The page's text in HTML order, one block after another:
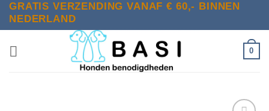
Ga
naar
GRATIS VERZENDING VANAF € 60,- BINNEN
NEDERLAND
0